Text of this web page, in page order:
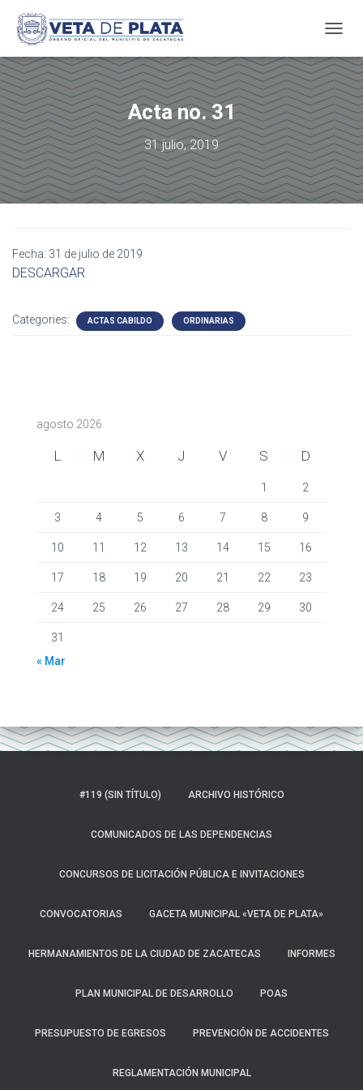
O
G
G
L
E
N
A
V
I
G
Acta no. 31
31 julio, 2019
Fecha: 31 de julio de 2019
DESCARGAR
Categories: ACTAS CABILDO ORDINARIAS
agosto 2026
L M X J V S D
1 2
3 4 5 6 7 8 9
10 11 12 13 14 15 16
17 18 19 20 21 22 23
24 25 26 27 28 29 30
31
« Mar
#119 (SIN TÍTULO) ARCHIVO HISTÓRICO
COMUNICADOS DE LAS DEPENDENCIAS
CONCURSOS DE LICITACIÓN PÚBLICA E INVITACIONES
CONVOCATORIAS GACETA MUNICIPAL «VETA DE PLATA»
HERMANAMIENTOS DE LA CIUDAD DE ZACATECAS INFORMES
PLAN MUNICIPAL DE DESARROLLO POAS
PRESUPUESTO DE EGRESOS PREVENCIÓN DE ACCIDENTES
REGLAMENTACIÓN MUNICIPAL